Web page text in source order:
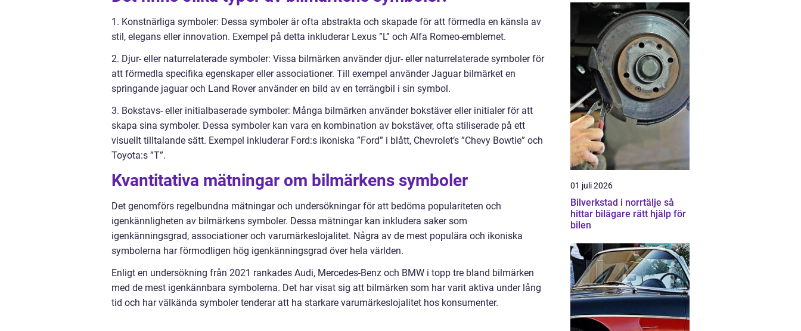
1. Konstnärliga symboler: Dessa symboler är ofta abstrakta och skapade för att förmedla en känsla av
stil, elegans eller innovation. Exempel på detta inkluderar Lexus ”L” och Alfa Romeo-emblemet.
2. Djur- eller naturrelaterade symboler: Vissa bilmärken använder djur- eller naturrelaterade symboler för
att förmedla specifika egenskaper eller associationer. Till exempel använder Jaguar bilmärket en
springande jaguar och Land Rover använder en bild av en terrängbil i sin symbol.
3. Bokstavs- eller initialbaserade symboler: Många bilmärken använder bokstäver eller initialer för att
skapa sina symboler. Dessa symboler kan vara en kombination av bokstäver, ofta stiliserade på ett
visuellt tilltalande sätt. Exempel inkluderar Ford:s ikoniska ”Ford” i blått, Chevrolet’s ”Chevy Bowtie” och
Toyota:s ”T”.
Kvantitativa mätningar om bilmärkens symboler
Det genomförs regelbundna mätningar och undersökningar för att bedöma populariteten och
igenkännligheten av bilmärkens symboler. Dessa mätningar kan inkludera saker som
igenkänningsgrad, associationer och varumärkeslojalitet. Några av de mest populära och ikoniska
symbolerna har förmodligen hög igenkänningsgrad över hela världen.
Enligt en undersökning från 2021 rankades Audi, Mercedes-Benz och BMW i topp tre bland bilmärken
med de mest igenkännbara symbolerna. Det har visat sig att bilmärken som har varit aktiva under lång
tid och har välkända symboler tenderar att ha starkare varumärkeslojalitet hos konsumenter.
01 juli 2026
Bilverkstad i norrtälje så
hittar bilägare rätt hjälp för
bilen